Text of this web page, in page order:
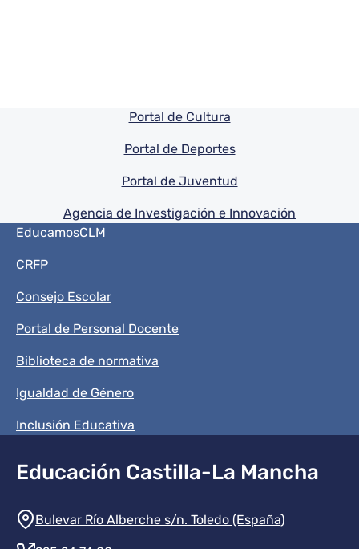
Pie de pagina información
Portal de Cultura
Portal de Deportes
Portal de Juventud
Agencia de Investigación e Innovación
Menú del pie
EducamosCLM
CRFP
Consejo Escolar
Portal de Personal Docente
Biblioteca de normativa
Igualdad de Género
Inclusión Educativa
Educación Castilla-La Mancha
Información de la institución
Bulevar Río Alberche s/n. Toledo (España)